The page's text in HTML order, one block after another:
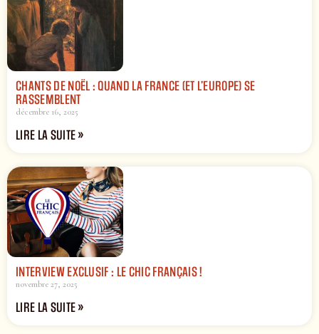
CHANTS DE NOËL : QUAND LA FRANCE (ET L’EUROPE) SE
RASSEMBLENT
décembre 16, 2025
LIRE LA SUITE »
INTERVIEW EXCLUSIF : LE CHIC FRANÇAIS !
novembre 27, 2025
LIRE LA SUITE »